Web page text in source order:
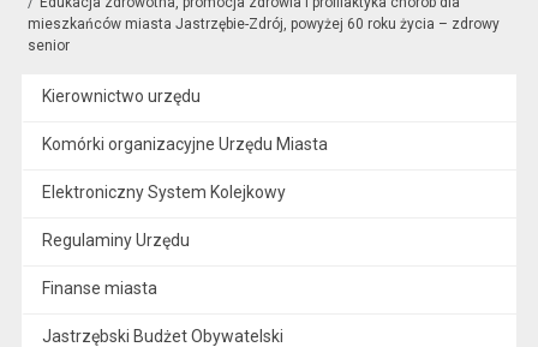
mieszkańców miasta Jastrzębie-Zdrój, powyżej 60 roku życia – zdrowy
senior
Kierownictwo urzędu
Komórki organizacyjne Urzędu Miasta
Elektroniczny System Kolejkowy
Regulaminy Urzędu
Finanse miasta
Jastrzębski Budżet Obywatelski